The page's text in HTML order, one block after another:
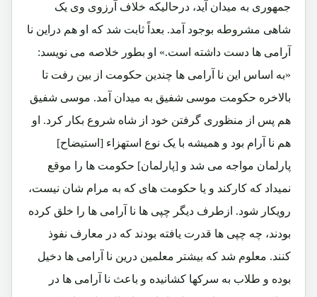
جمهوری به میدان آید، درحالیکه خلاف آرزوی وی یک
شاهی مشروطه بوجود آمد. بعداً ثابت شد که او هم دراین نا
آرامی ها دست داشته است.» او بطور خلاصه می نویسد:
«به اساس این نا آرامی ها چندین حکومت از بین رفت تا
بالاخره حکومت موسی شفیق به میدان آمد. موسی شفیق
هم پس از منظوری گرفتن خود از شاه شروع بکار کرد. او
هم نا آرام بود و همیشه با یک نوع استهزاء [استیضاح]
پارلمان مواجه می شد و [پارلمان] حکومت ها را موقع
نمیداد که کارکند و یا حکومت های که به مرام شان نیست،
رویکار شود. ازطرف دیگر چپی ها نا آرامی ها را خلق کرده
بودند، چه چپی ها قدرت یافته بودند که در معارف نفوذ
کنند. معلوم شد که بیشتر معلمین درین نا آرامی ها دخیل
بوده و طلاب به سرکها کشانیده و باعث نا آرامی ها در